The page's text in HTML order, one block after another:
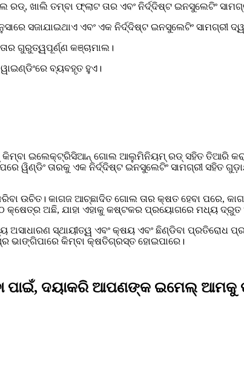
ରଡ୍, ଖାଲି ତମ୍ବା ଫ୍ଲାଟ ତାର ଏବଂ ନିର୍ଦ୍ଦିଷ୍ଟ ଇନସୁଲେଟିଂ
ସଜାଯାଇଥାଏ ଏବଂ ଏକ ନିର୍ଦ୍ଦିଷ୍ଟ ଇନସୁଲେଟିଂ ସାମଗ୍ରୀ
ଗୁରୁତ୍ୱପୂର୍ଣ୍ଣ କଞ୍ଚାମାଲ।
ବ୍ୟବହୃତ ହୁଏ।
ଇଲେକ୍ଟ୍ରିସିଆନ୍ ଗୋଲ ଆଲୁମିନିୟମ୍ ରଡ୍ ସହିତ ତିଆରି
ୱିଣ୍ଡିଂ ତାରକୁ ଏକ ନିର୍ଦ୍ଦିଷ୍ଟ ଇନସୁଲେଟିଂ ସାମଗ୍ରୀ ସହିତ
ଉଚିତ। କାଗଜ ଆଚ୍ଛାଦିତ ଗୋଲ ତାର କ୍ଷତ ହେବା ପରେ,
କ୍ଷେତ୍ର ଅଛି, ଯାହା ଏହାକୁ କଷ୍ଟକର ପ୍ରୟୋଗରେ ମଧ୍ୟ ଦ୍ରୁତ
ସ୍ଥାୟୀତ୍ୱ ଏବଂ କ୍ଷୟ ଏବଂ ଛିଣ୍ଡିବା ପ୍ରତିରୋଧ
ଭାଙ୍ଗିପାରେ କିମ୍ବା କ୍ଷତିଗ୍ରସ୍ତ ହୋଇପାରେ।
ପାଇଁ, ଦୟାକରି ଆପଣଙ୍କ ଇମେଲ୍ ଆମକୁ